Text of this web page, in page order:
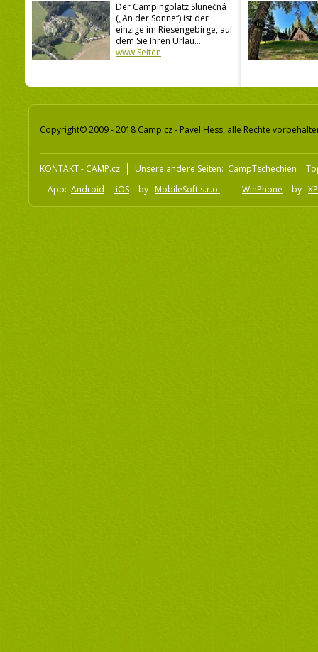
Der Campingplatz Slunečná
(„An der Sonne“) ist der
einzige im Riesengebirge, auf
dem Sie Ihren Urlau...
www Seiten
Copyright© 2009 - 2018 Camp.cz - Pavel Hess, alle Rechte
KONTAKT - CAMP.cz Unsere andere Seiten: CampTschechien
App: Android iOS by MobileSoft s.r.o WinPhone by